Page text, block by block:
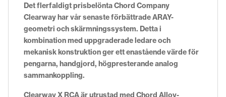
Det flerfaldigt prisbelönta Chord Company
Clearway har vår senaste förbättrade ARAY-
geometri och skärmningssystem. Detta i
kombination med uppgraderade ledare och
mekanisk konstruktion ger ett enastående värde för
pengarna, handgjord, högpresterande analog
sammankoppling.
Clearway X RCA är utrustad med Chord Alloy-